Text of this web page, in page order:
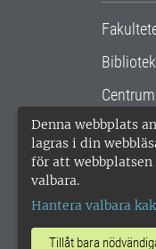
Denna webbplats
lagras i din
för att webbplatsen
valbara.
Hantera valbara
Tillåt bara